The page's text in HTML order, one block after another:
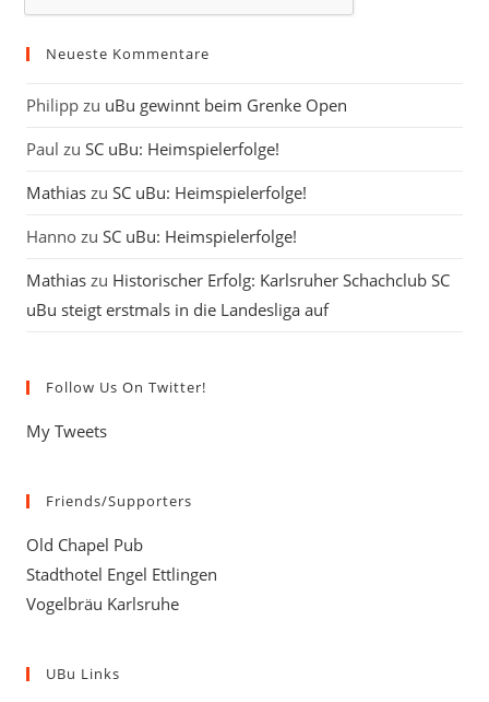
Neueste Kommentare
Philipp zu uBu gewinnt beim Grenke Open
Paul zuSC uBu: Heimspielerfolge!
Mathias zuSC uBu: Heimspielerfolge!
Hanno zuSC uBu: Heimspielerfolge!
Mathias zu Historischer Erfolg: Karlsruher Schachclub SC
uBu steigt erstmals in die Landesliga auf
Follow Us On Twitter!
My Tweets
Friends/Supporters
Old Chapel Pub
Stadthotel Engel Ettlingen
Vogelbräu Karlsruhe
UBu Links